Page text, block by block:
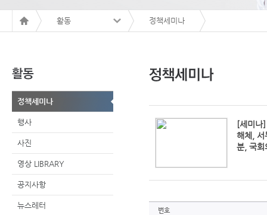
활동 정책세미나
정책세미나
행사
사진
영상 LIBRARY
공지사항
뉴스레터
[세미나
해체,
분, 국회
번호